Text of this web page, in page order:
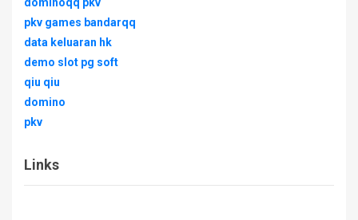
dominoqq pkv
pkv games bandarqq
data keluaran hk
demo slot pg soft
qiu qiu
domino
pkv
Links